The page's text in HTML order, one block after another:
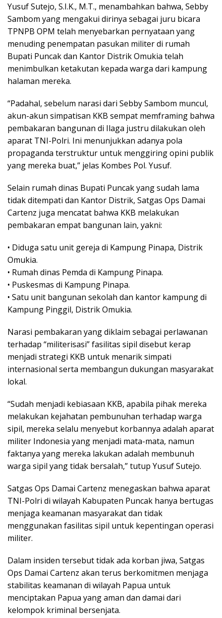
Yusuf Sutejo, S.I.K., M.T., menambahkan bahwa, Sebby
Sambom yang mengakui dirinya sebagai juru bicara
TPNPB OPM telah menyebarkan pernyataan yang
menuding penempatan pasukan militer di rumah
Bupati Puncak dan Kantor Distrik Omukia telah
menimbulkan ketakutan kepada warga dari kampung
halaman mereka.
“Padahal, sebelum narasi dari Sebby Sambom muncul,
akun-akun simpatisan KKB sempat memframing bahwa
pembakaran bangunan di Ilaga justru dilakukan oleh
aparat TNI-Polri. Ini menunjukkan adanya pola
propaganda terstruktur untuk menggiring opini publik
yang mereka buat,” jelas Kombes Pol. Yusuf.
Selain rumah dinas Bupati Puncak yang sudah lama
tidak ditempati dan Kantor Distrik, Satgas Ops Damai
Cartenz juga mencatat bahwa KKB melakukan
pembakaran empat bangunan lain, yakni:
• Diduga satu unit gereja di Kampung Pinapa, Distrik
Omukia.
• Rumah dinas Pemda di Kampung Pinapa.
• Puskesmas di Kampung Pinapa.
• Satu unit bangunan sekolah dan kantor kampung di
Kampung Pinggil, Distrik Omukia.
Narasi pembakaran yang diklaim sebagai perlawanan
terhadap “militerisasi” fasilitas sipil disebut kerap
menjadi strategi KKB untuk menarik simpati
internasional serta membangun dukungan masyarakat
lokal.
“Sudah menjadi kebiasaan KKB, apabila pihak mereka
melakukan kejahatan pembunuhan terhadap warga
sipil, mereka selalu menyebut korbannya adalah aparat
militer Indonesia yang menjadi mata-mata, namun
faktanya yang mereka lakukan adalah membunuh
warga sipil yang tidak bersalah,” tutup Yusuf Sutejo.
Satgas Ops Damai Cartenz menegaskan bahwa aparat
TNI-Polri di wilayah Kabupaten Puncak hanya bertugas
menjaga keamanan masyarakat dan tidak
menggunakan fasilitas sipil untuk kepentingan operasi
militer.
Dalam insiden tersebut tidak ada korban jiwa, Satgas
Ops Damai Cartenz akan terus berkomitmen menjaga
stabilitas keamanan di wilayah Papua untuk
menciptakan Papua yang aman dan damai dari
kelompok kriminal bersenjata.